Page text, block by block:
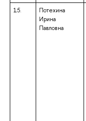
15.
Потехина
Ирина
Павловна